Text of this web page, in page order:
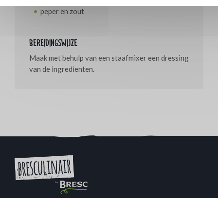
peper en zout
Bereidingswijze
Maak met behulp van een staafmixer een dressing
van de ingredienten.